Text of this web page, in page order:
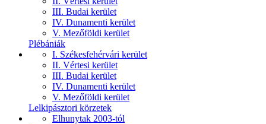
III. Budai kerület
IV. Dunamenti kerület
V. Mezőföldi kerület
Plébániák
I. Székesfehérvári kerület
II. Vértesi kerület
III. Budai kerület
IV. Dunamenti kerület
V. Mezőföldi kerület
Lelkipásztori körzetek
Elhunytak 2003-tól